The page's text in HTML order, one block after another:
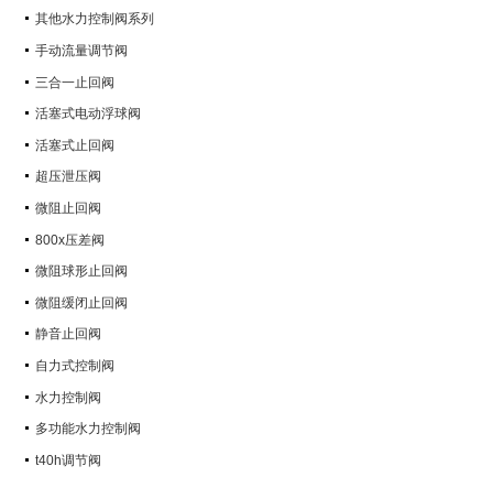
其他水力控制阀系列
手动流量调节阀
三合一止回阀
活塞式电动浮球阀
活塞式止回阀
超压泄压阀
微阻止回阀
800x压差阀
微阻球形止回阀
微阻缓闭止回阀
静音止回阀
自力式控制阀
水力控制阀
多功能水力控制阀
t40h调节阀